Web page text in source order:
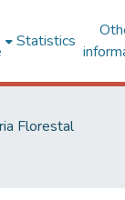
Statistics
Florestal